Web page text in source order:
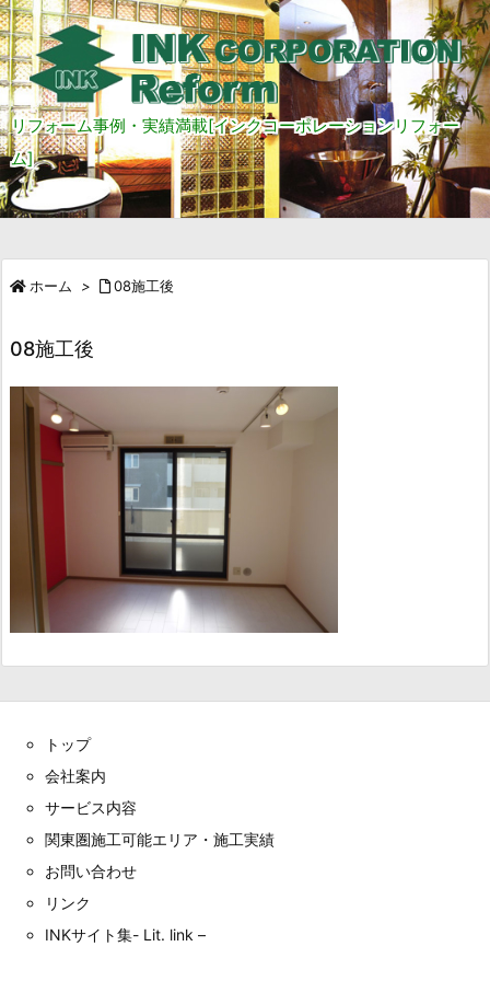
リフォーム事例・実績満載[インクコーポレーションリフォー
ム]
ホーム > 08施工後
08施工後
トップ
会社案内
サービス内容
関東圏施工可能エリア・施工実績
お問い合わせ
リンク
INKサイト集- Lit. link –